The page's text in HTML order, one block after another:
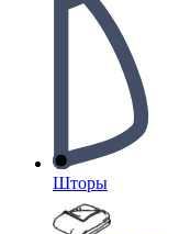
Шторы